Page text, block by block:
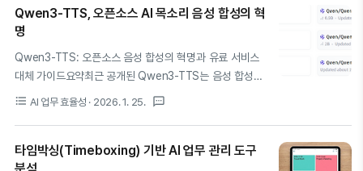
을 정리해 드릴게요.1. 2026년 AI 비디오의 정점: Vidu
Q3가 특별한 이유AI 영상 제작 환경이 정말 빠르게 변하고
있죠? 그 중심에 있는 Vidu Q3는 단순한 생성기를 넘어선
'서사 시스템'이에요.Sora 2(12초)나 Veo 3.1(8초)이 가진
원하며 실용성을 높였답니다. 중국의 칭화대 연구진의 U-
ViT 아키텍처와 TurboDiffu..
Qwen3-TTS, 오픈소스 AI 목소리 음성 합성의 혁
명
Qwen3-TTS: 오픈소스 음성 합성의 혁명과 유료 서비스
대체 가이드요약최근 공개된 Qwen3-TTS는 음성 합성
(TTS) 시장의 판도를 완전히 바꾸고 있습니다. 알리바바의
에 가까운 음성 복제가 가능해졌습니다. ElevenLabs나
format_list_bulleted AI 업무 효율성 · 2026. 1. 25. textsms
타임박싱(Timeboxing) 기반 AI 업무 관리 도구